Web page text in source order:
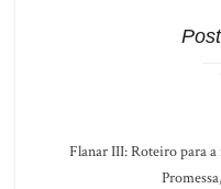
Flanar III: Roteiro para